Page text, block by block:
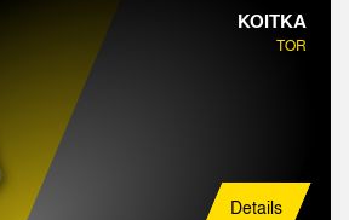
KOITKA
TOR
Details